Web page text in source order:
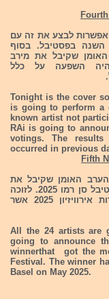
לבצע את זה עם
בפסטיבל. בסוף
שקיבל את מירב
השפעה על כלל
Tonight is the cover
is going to perform a
known artist not
RAi is going to
votings. The
occurred in previous
הערב האומן שקיבל את
מירב הקולות בכל ימי ההצבעה יוכרז כזוכה פסטיבל סן רמו 2025. לזוכה
תינתן לו האפשרות לייצג את איטליה בתחרות אירוויזיון 2025 אשר
All the 24 artists are
going to announce
winnerthat got the
Festival. The winner
Basel on May 2025.